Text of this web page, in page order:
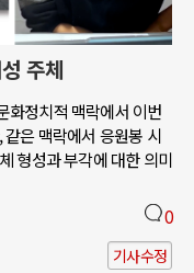
주체
화정치적 맥락에서 이번
은 맥락에서 응원봉 시
형성과 부각에 대한 의미
0
기사수정